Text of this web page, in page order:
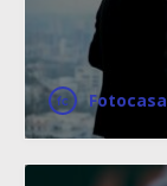
Fotocasa